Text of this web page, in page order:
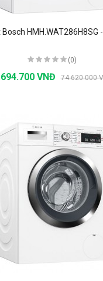
Bosch HMH.WAT286H8SG
(0)
VNĐ 74.620.000